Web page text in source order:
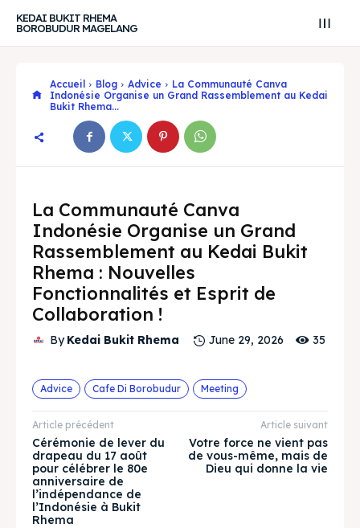
Search
Search
Explore our destinations
Tempat Makan Keluarga
Tempat Makan Rombongan
Ruang Meeting
Explore our destinations
Tempat Makan Keluarga
Tempat Makan Rombongan
Ruang Meeting
KEDAI BUKIT RHEMA
BOROBUDUR MAGELANG
Accueil Blog Advice
La Communauté Canva
Indonésie Organise un Grand Rassemblement au Kedai
Bukit Rhema...
La Communauté Canva
Indonésie Organise un Grand
Rassemblement au Kedai Bukit
Rhema : Nouvelles
Fonctionnalités et Esprit de
Collaboration !
By Kedai Bukit Rhema June 29, 2026 35
Advice Cafe Di Borobudur Meeting
Article précédent
Cérémonie de lever du
drapeau du 17 août
pour célébrer le 80e
anniversaire de
l’indépendance de
l’Indonésie à Bukit
Rhema
Article suivant
Votre force ne vient pas
de vous-même, mais de
Dieu qui donne la vie